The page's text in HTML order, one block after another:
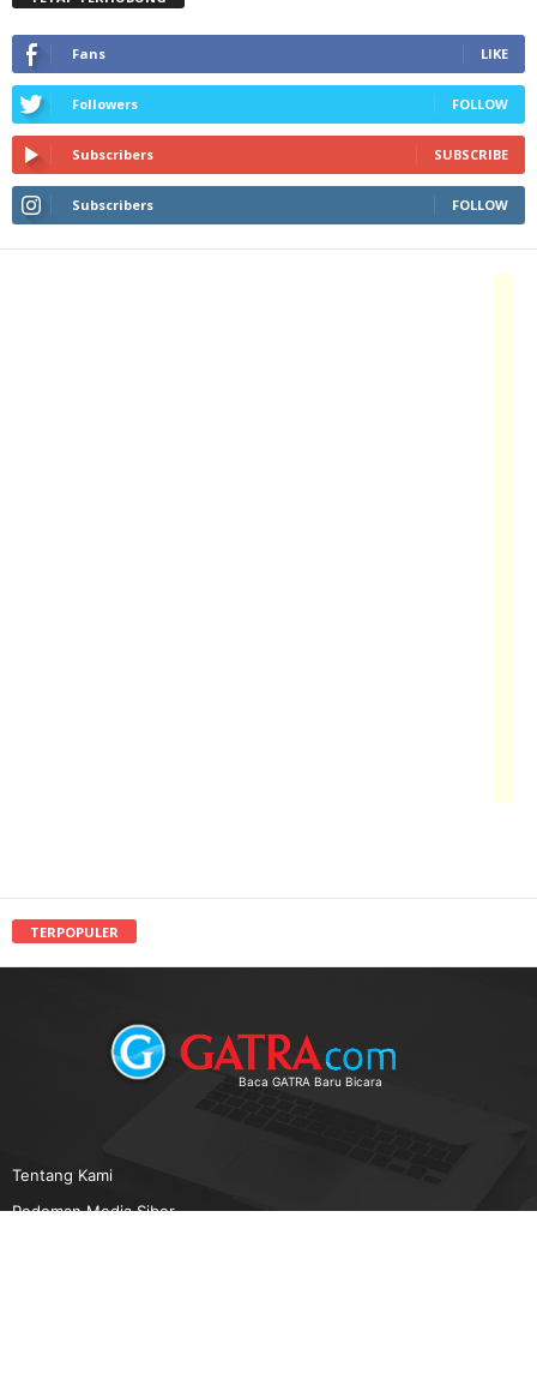
Fans LIKE
Followers FOLLOW
Subscribers SUBSCRIBE
Subscribers FOLLOW
TERPOPULER
Baca GATRA Baru Bicara
Tentang Kami
Pedoman Media Siber